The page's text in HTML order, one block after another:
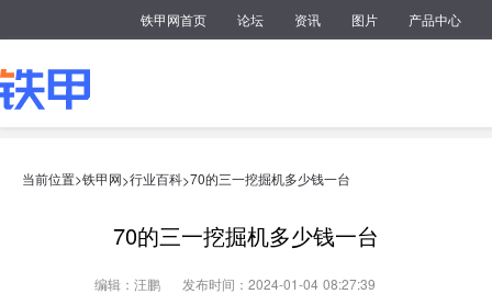
铁甲网首页 论坛 资讯 图片 产品中心
当前位置>铁甲网>行业百科>70的三一挖掘机多少钱一台
70的三一挖掘机多少钱一台
编辑：汪鹏 发布时间：2024-01-04 08:27:39